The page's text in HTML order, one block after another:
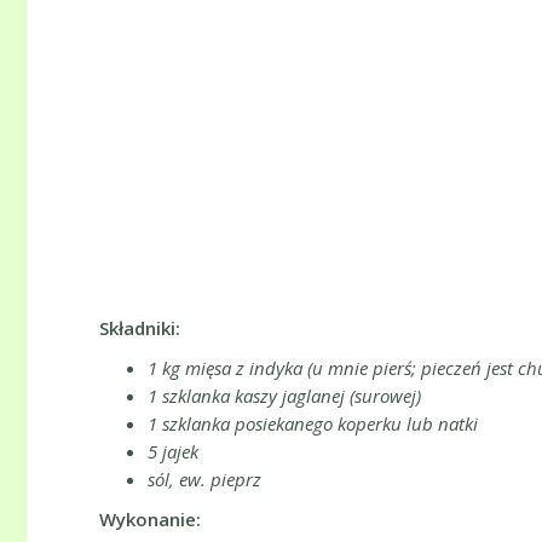
Składniki:
1 kg mięsa z indyka (u mnie pierś; pieczeń jest
1 szklanka kaszy jaglanej (surowej)
1 szklanka posiekanego koperku lub natki
5 jajek
sól, ew. pieprz
Wykonanie: